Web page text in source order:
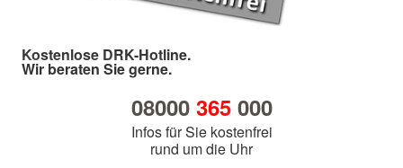
Kostenlose DRK-Hotline.
Wir beraten Sie gerne.
08000 365000
Infos für Sie kostenfrei
rund um die Uhr